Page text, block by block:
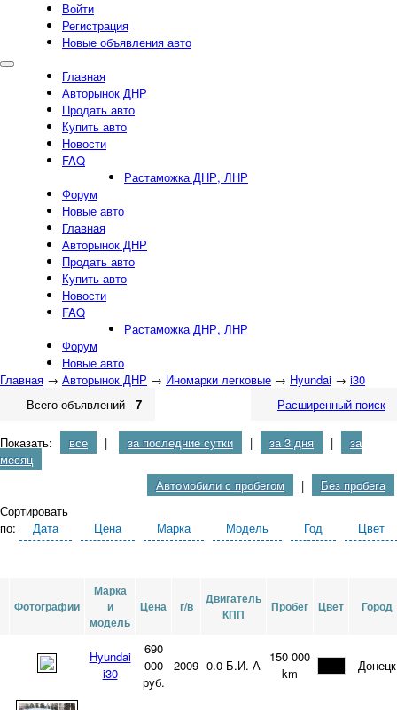
Войти
Регистрация
Новые объявления авто
Главная
Авторынок ДНР
Продать авто
Купить авто
Новости
FAQ
Растаможка ДНР, ЛНР
Форум
Новые авто
Главная
Авторынок ДНР
Продать авто
Купить авто
Новости
FAQ
Растаможка ДНР, ЛНР
Форум
Новые авто
Главная → Авторынок ДНР → Иномарки легковые → Hyundai → i30
Всего объявлений - 7 Расширенный поиск
Показать: все | за последние сутки | за 3 дня |
за
месяц
Автомобили с пробегом
|
Без пробега
Сортировать
по:
Дата Цена Марка Модель Год Цвет
Фотографии
Марка
и
модель
Цена г/в
Двигатель
КПП
Пробег Цвет Город
Hyundai
i30
690
000
руб.
2009 0.0 Б.И. А
150 000
km
Донецк